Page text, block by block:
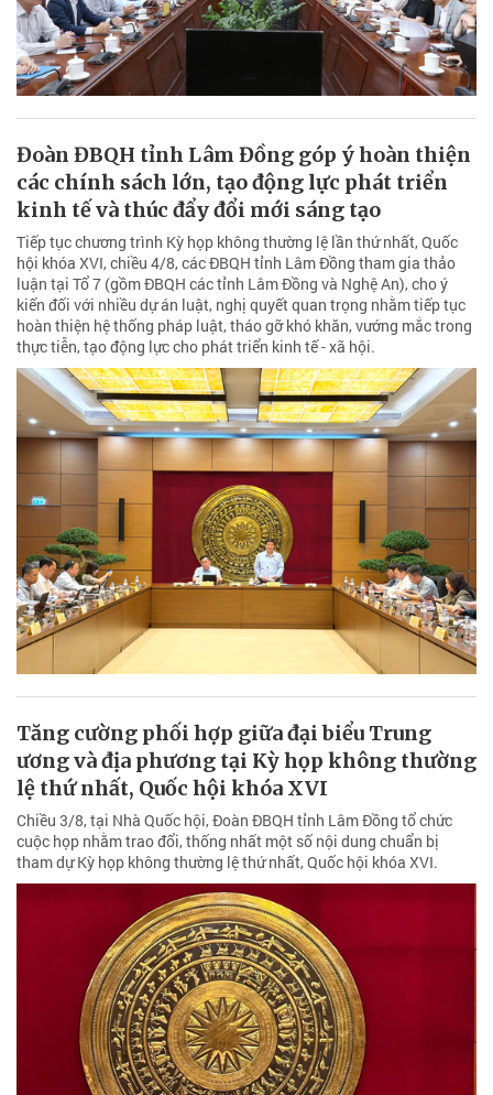
Đoàn ĐBQH tỉnh Lâm Đồng góp ý hoàn thiện
các chính sách lớn, tạo động lực phát triển
kinh tế và thúc đẩy đổi mới sáng tạo
Tiếp tục chương trình Kỳ họp không thường lệ lần thứ nhất, Quốc
hội khóa XVI, chiều 4/8, các ĐBQH tỉnh Lâm Đồng tham gia thảo
luận tại Tổ 7 (gồm ĐBQH các tỉnh Lâm Đồng và Nghệ An), cho ý
kiến đối với nhiều dự án luật, nghị quyết quan trọng nhằm tiếp tục
hoàn thiện hệ thống pháp luật, tháo gỡ khó khăn, vướng mắc trong
thực tiễn, tạo động lực cho phát triển kinh tế - xã hội.
Tăng cường phối hợp giữa đại biểu Trung
ương và địa phương tại Kỳ họp không thường
lệ thứ nhất, Quốc hội khóa XVI
Chiều 3/8, tại Nhà Quốc hội, Đoàn ĐBQH tỉnh Lâm Đồng tổ chức
cuộc họp nhằm trao đổi, thống nhất một số nội dung chuẩn bị
tham dự Kỳ họp không thường lệ thứ nhất, Quốc hội khóa XVI.